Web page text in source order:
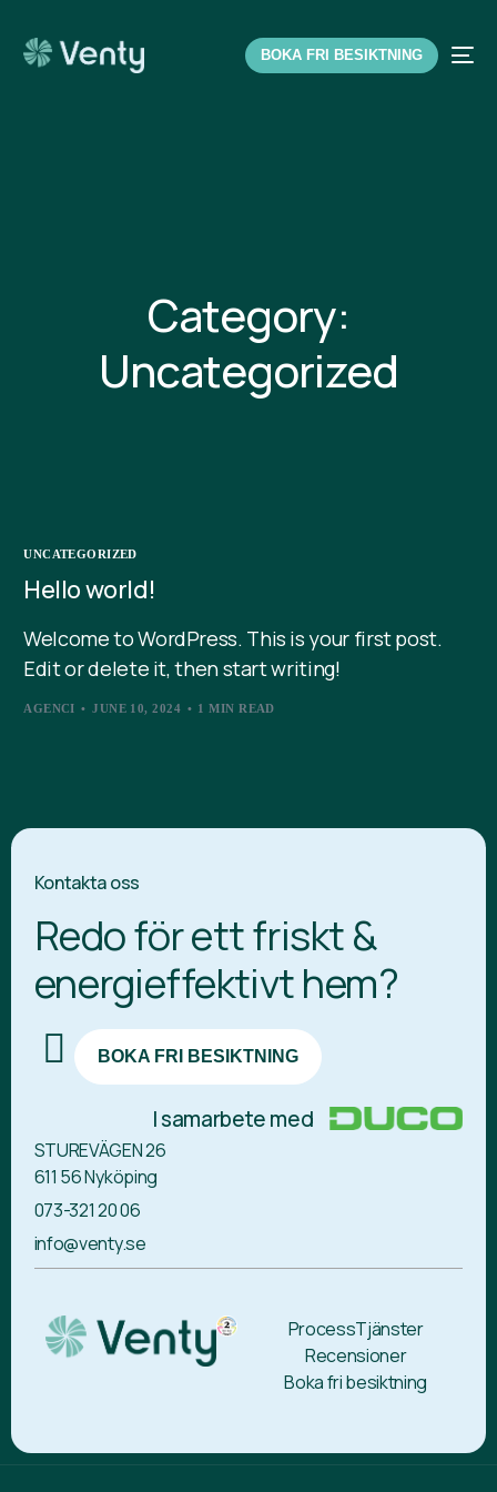
BOKA FRI BESIKTNING
Category:
Uncategorized
UNCATEGORIZED
Hello world!
Welcome to WordPress. This is your first post.
Edit or delete it, then start writing!
AGENCI JUNE 10, 2024 1 MIN READ
Kontakta oss
Redo för ett friskt &
energieffektivt hem?
BOKA FRI BESIKTNING
I samarbete med
STUREVÄGEN 26
611 56 Nyköping
073-321 20 06
info@venty.se
ProcessTjänster
Recensioner
Boka fri besiktning